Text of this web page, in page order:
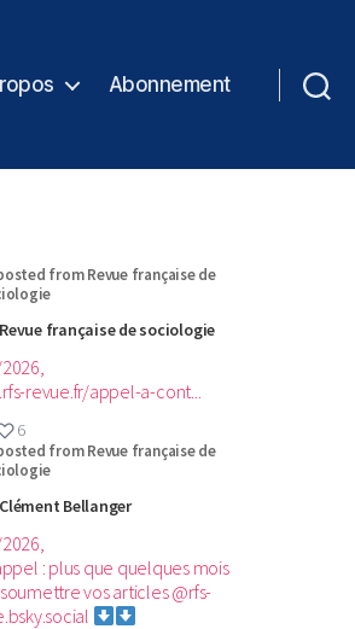
Abonnement
fromRevue française de
Revue française de sociologie
revue.fr/appel-a-cont...
6
fromRevue française de
Clément Bellanger
: plus que quelques mois
vos articles @rfs-